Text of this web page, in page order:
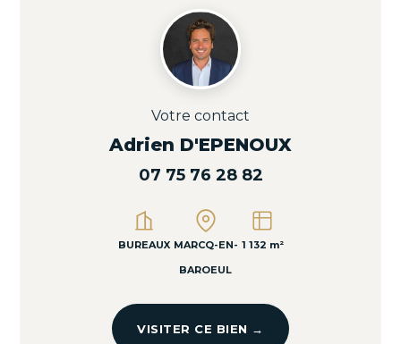
Votre contact
Adrien D'EPENOUX
07 75 76 28 82
BUREAUX MARCQ-EN-
BAROEUL
1 132 m²
VISITER CE BIEN →